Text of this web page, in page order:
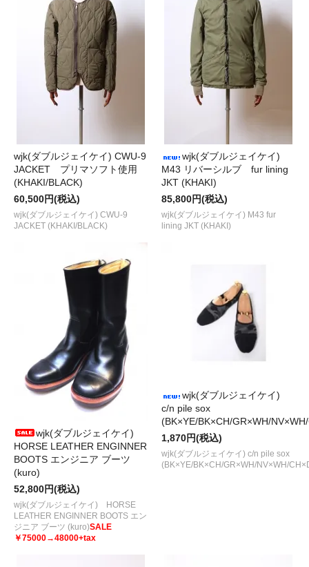
wjk(ダブルジェイケイ) CWU-9
JACKET プリマソフト使用
(KHAKI/BLACK)
60,500円(税込)
wjk(ダブルジェイケイ) CWU-9
JACKET (KHAKI/BLACK)
wjk(ダブルジェイケイ)
M43 リバーシルブ fur lining
JKT (KHAKI)
85,800円(税込)
wjk(ダブルジェイケイ) M43 fur
lining JKT (KHAKI)
wjk(ダブルジェイケイ)
HORSE LEATHER ENGINNER
BOOTS エンジニア ブーツ
(kuro)
52,800円(税込)
wjk(ダブルジェイケイ) HORSE
LEATHER ENGINNER BOOTS エン
ジニア ブーツ (kuro)SALE
￥75000→48000+tax
wjk(ダブルジェイケイ)
c/n pile sox
(BK×YE/BK×CH/GR×WH/
1,870円(税込)
wjk(ダブルジェイケイ) c/n pile sox
(BK×YE/BK×CH/GR×WH/NV×WH/